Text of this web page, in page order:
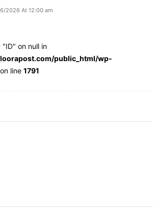
2026 At 12:00 am
on null in
public_html/wp-
on line 1791